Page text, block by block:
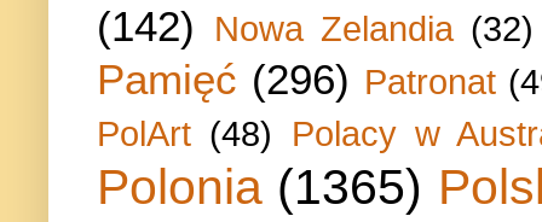
(142) Nowa Zelandia (32)
Pamięć (296) Patronat
PolArt (48) Polacy w
Polonia (1365)